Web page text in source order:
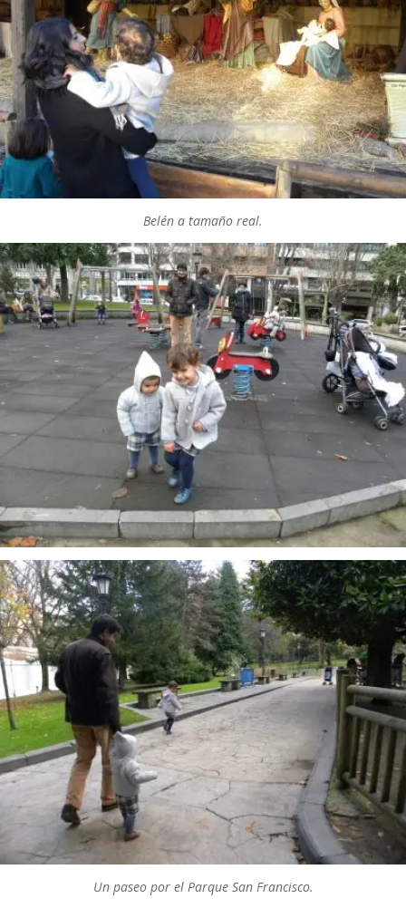
Belén a tamaño real.
Un paseo por el Parque San Francisco.